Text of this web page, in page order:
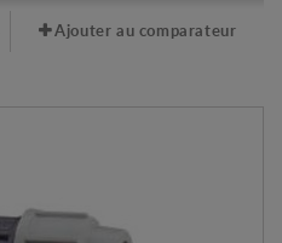
Ajouter au comparateur